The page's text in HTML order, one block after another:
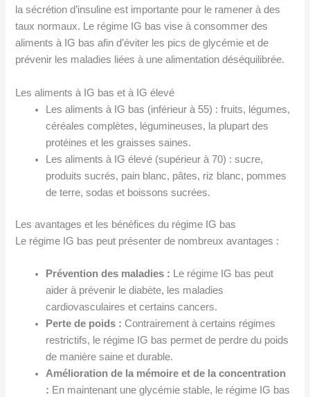
la sécrétion d’insuline est importante pour le ramener à des
taux normaux. Le régime IG bas vise à consommer des
aliments à IG bas afin d’éviter les pics de glycémie et de
prévenir les maladies liées à une alimentation déséquilibrée.
Les aliments à IG bas et à IG élevé
Les aliments à IG bas (inférieur à 55) : fruits, légumes,
céréales complètes, légumineuses, la plupart des
protéines et les graisses saines.
Les aliments à IG élevé (supérieur à 70) : sucre,
produits sucrés, pain blanc, pâtes, riz blanc, pommes
de terre, sodas et boissons sucrées.
Les avantages et les bénéfices du régime IG bas
Le régime IG bas peut présenter de nombreux avantages :
Prévention des maladies :
Le régime IG bas peut
aider à prévenir le diabète, les maladies
cardiovasculaires et certains cancers.
Perte de poids :Contrairement à certains régimes
restrictifs, le régime IG bas permet de perdre du poids
de manière saine et durable.
Amélioration de la mémoire et de la concentration
: En maintenant une glycémie stable, le régime IG bas